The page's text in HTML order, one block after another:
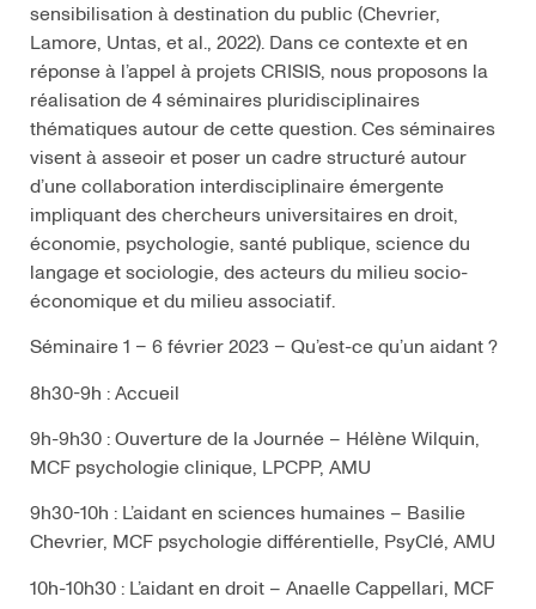
sensibilisation à destination du public (Chevrier,
Lamore, Untas, et al., 2022). Dans ce contexte et en
réponse à l’appel à projets CRISIS, nous proposons la
réalisation de 4 séminaires pluridisciplinaires
thématiques autour de cette question. Ces séminaires
visent à asseoir et poser un cadre structuré autour
d’une collaboration interdisciplinaire émergente
impliquant des chercheurs universitaires en droit,
économie, psychologie, santé publique, science du
langage et sociologie, des acteurs du milieu socio-
économique et du milieu associatif.
Séminaire 1 – 6 février 2023 – Qu’est-ce qu’un aidant ?
8h30-9h : Accueil
9h-9h30 : Ouverture de la Journée – Hélène Wilquin,
MCF psychologie clinique, LPCPP, AMU
9h30-10h : L’aidant en sciences humaines – Basilie
Chevrier, MCF psychologie différentielle, PsyClé, AMU
10h-10h30 : L’aidant en droit – Anaelle Cappellari, MCF